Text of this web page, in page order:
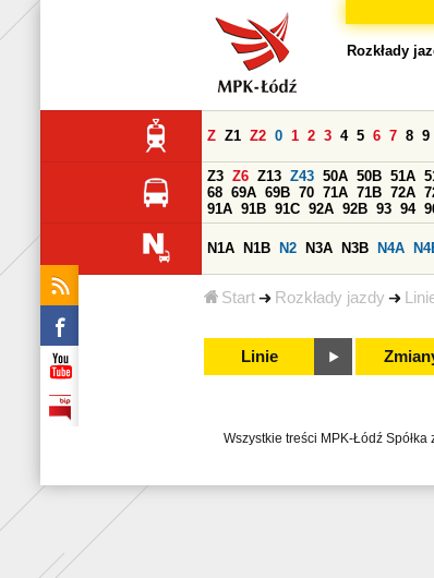
Start Rozkłady jazdy
Rozkłady
Z Z1 Z2 0 1 2 3 4 5 6 7 8 9
Z3 Z6 Z13 Z43 50A 50B 51A
68 69A 69B 70 71A 71B 72A
91A 91B 91C 92A 92B 93 94
N1A N1B N2 N3A N3B N4A
Linie
Wszystkie treści MPK-Łódź